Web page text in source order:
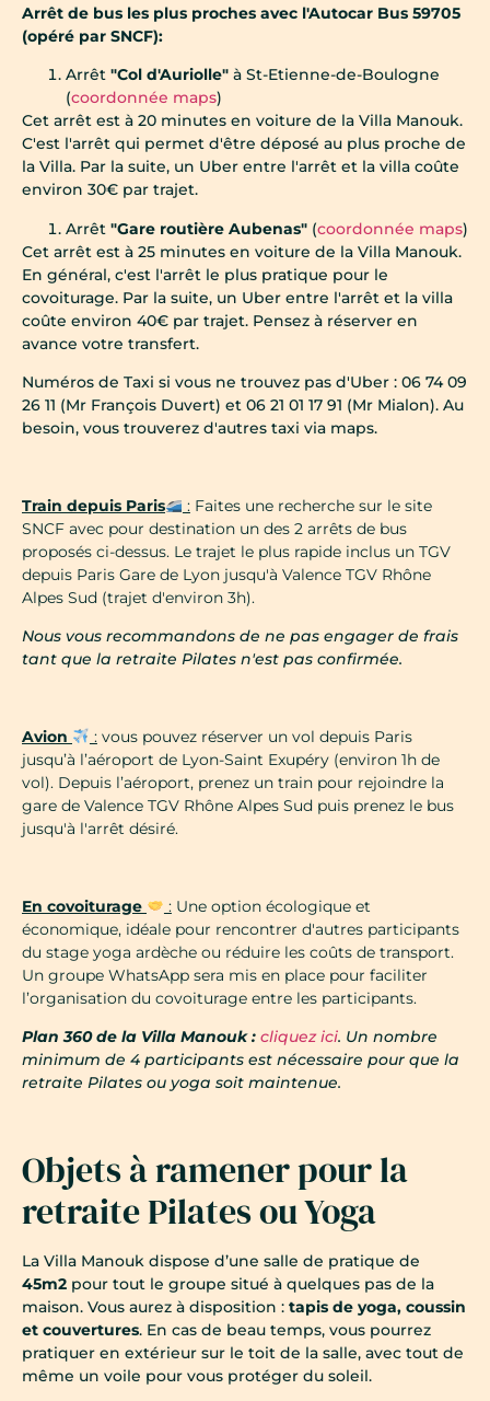
Arrêt de bus les plus proches avec l'Autocar Bus 59705
(opéré par SNCF):
Arrêt "Col d'Auriolle" à St-Etienne-de-Boulogne
(coordonnée maps)
Cet arrêt est à 20 minutes en voiture de la Villa Manouk.
C'est l'arrêt qui permet d'être déposé au plus proche de
la Villa. Par la suite, un Uber entre l'arrêt et la villa coûte
environ 30€ par trajet.
Arrêt "Gare routière Aubenas" (coordonnée maps)
Cet arrêt est à 25 minutes en voiture de la Villa Manouk.
En général, c'est l'arrêt le plus pratique pour le
covoiturage. Par la suite, un Uber entre l'arrêt et la villa
coûte environ 40€ par trajet. Pensez à réserver en
avance votre transfert.
Numéros de Taxi si vous ne trouvez pas d'Uber : 06 74 09
26 11 (Mr François Duvert) et 06 21 01 17 91 (Mr Mialon). Au
besoin, vous trouverez d'autres taxi via maps.
Train depuis Paris :Faites une recherche sur le site
SNCF avec pour destination un des 2 arrêts de bus
proposés ci-dessus. Le trajet le plus rapide inclus un TGV
depuis Paris Gare de Lyon jusqu'à Valence TGV Rhône
Alpes Sud (trajet d'environ 3h).
Nous vous recommandons de ne pas engager de frais
tant que la retraite Pilates n'est pas confirmée.
Avion :vous pouvez réserver un vol depuis Paris
jusqu’à l’aéroport de Lyon-Saint Exupéry (environ 1h de
vol). Depuis l’aéroport, prenez un train pour rejoindre la
gare de Valence TGV Rhône Alpes Sud puis prenez le bus
jusqu'à l'arrêt désiré.
En covoiturage : Une option écologique et
économique, idéale pour rencontrer d'autres participants
du stage yoga ardèche ou réduire les coûts de transport.
Un groupe WhatsApp sera mis en place pour faciliter
l’organisation du covoiturage entre les participants.
Plan 360 de la Villa Manouk : cliquez ici. Un nombre
minimum de 4 participants est nécessaire pour que la
retraite Pilates ou yoga soit maintenue.
Objets à ramener pour la
retraite Pilates ou Yoga
La Villa Manouk dispose d’une salle de pratique de
45m2 pour tout le groupe situé à quelques pas de la
maison. Vous aurez à disposition : tapis de yoga, coussin
et couvertures. En cas de beau temps, vous pourrez
pratiquer en extérieur sur le toit de la salle, avec tout de
même un voile pour vous protéger du soleil.